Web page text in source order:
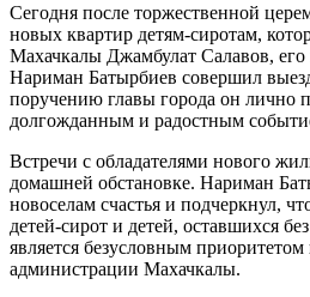
Сегодня после торжественной
новых квартир детям-сиротам,
Махачкалы Джамбулат Салавов, его
Нариман Батырбиев совершил
поручению главы города он лично
долгожданным и радостным
Встречи с обладателями нового
домашней обстановке. Нариман
новоселам счастья и подчеркнул,
детей-сирот и детей, оставшихся
является безусловным
администрации Махачкалы.